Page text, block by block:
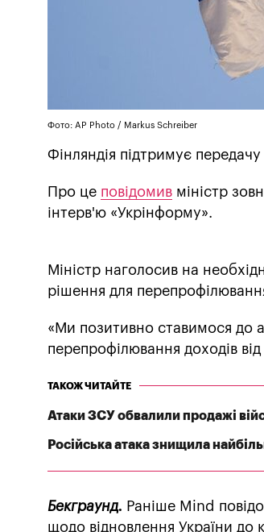
Фото: AP Photo / Markus Schreiber
Фінляндія підтримує
Про це повідомив міністр
інтерв'ю «Укрінформу».
Міністр наголосив на
рішення для
«Ми позитивно ставимося до
перепрофілювання доходів
ТАКОЖ ЧИТАЙТЕ
Атаки ЗСУ обвалили продажі
Російська атака знищила
Бекграунд. Раніше Mind
щодо відновлення України до